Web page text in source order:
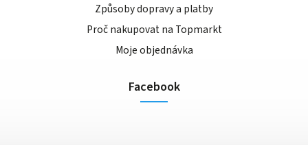
Způsoby dopravy a platby
Proč nakupovat na Topmarkt
Moje objednávka
Facebook